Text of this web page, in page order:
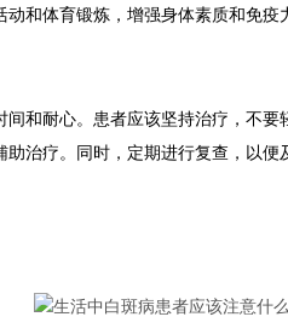
动和体育锻炼，增强身体素质和免疫
耐心。患者应该坚持治疗，不要
助治疗。同时，定期进行复查，以便